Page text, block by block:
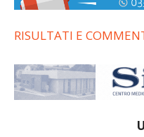
RISULTATI E